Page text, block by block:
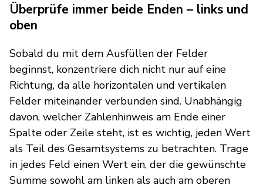
Überprüfe immer beide Enden – links und
oben
Sobald du mit dem Ausfüllen der Felder
beginnst, konzentriere dich nicht nur auf eine
Richtung, da alle horizontalen und vertikalen
Felder miteinander verbunden sind. Unabhängig
davon, welcher Zahlenhinweis am Ende einer
Spalte oder Zeile steht, ist es wichtig, jeden Wert
als Teil des Gesamtsystems zu betrachten. Trage
in jedes Feld einen Wert ein, der die gewünschte
Summe sowohl am linken als auch am oberen